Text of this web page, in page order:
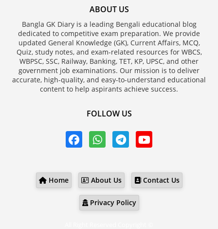
ABOUT US
Bangla GK Diary is a leading Bengali educational blog
dedicated to competitive exam preparation. We provide
updated General Knowledge (GK), Current Affairs, MCQ,
Quiz, study notes, and exam-related resources for WBCS,
WBPSC, SSC, Railway, Banking, TET, KP, UPSC, and other
government job examinations. Our mission is to deliver
accurate, high-quality, and easy-to-understand educational
content to help aspirants achieve success.
FOLLOW US
Home About Us Contact Us
Privacy Policy